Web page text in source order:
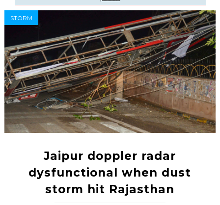
STORM
Jaipur doppler radar
dysfunctional when dust
storm hit Rajasthan